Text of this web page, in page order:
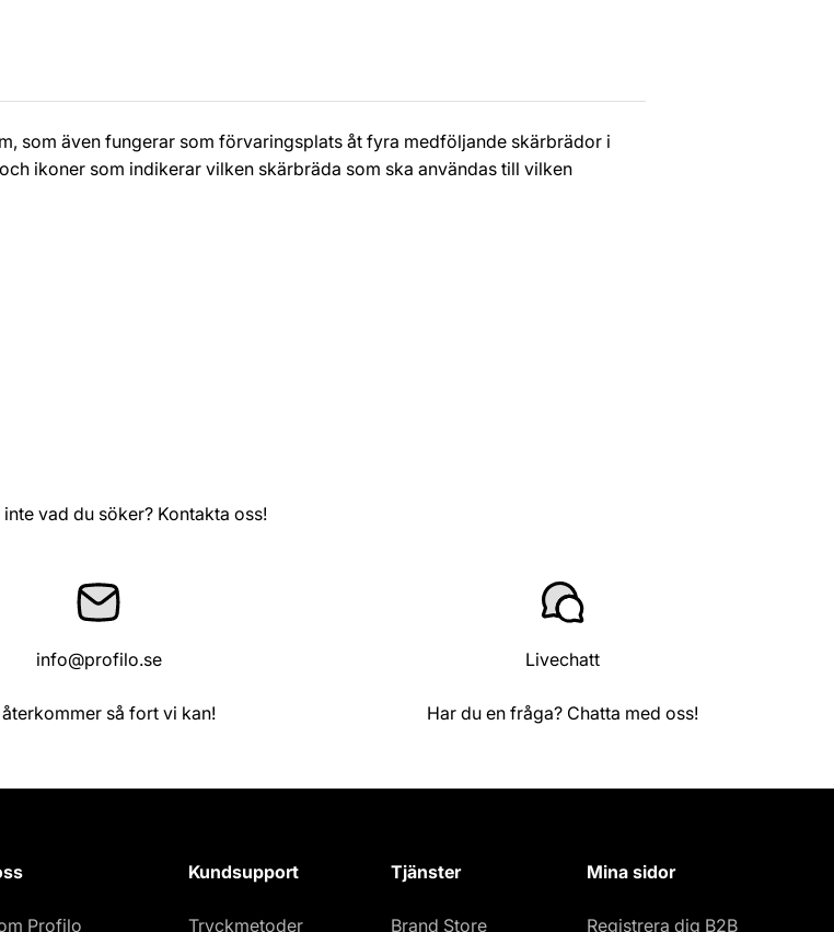
som även fungerar som förvaringsplats åt fyra medföljande skärbrädor i
ikoner som indikerar vilken skärbräda som ska användas till vilken
vad du söker? Kontakta oss!
info@profilo.se
så fort vi kan!
Livechatt
Har du en fråga? Chatta med oss!
Profilo
Kundsupport
Tryckmetoder
Tjänster
Brand Store
Mina sidor
Registrera dig B2B